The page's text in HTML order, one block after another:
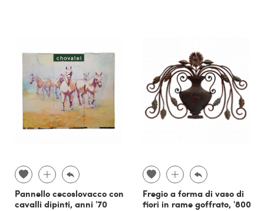
Pannello cecoslovacco con
cavalli dipinti, anni '70
Fregio a forma di vaso di
fiori in rame goffrato, '800